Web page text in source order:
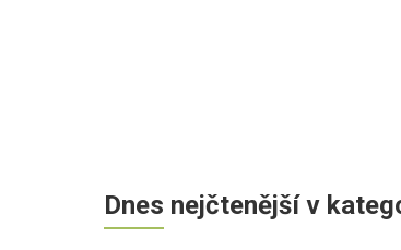
Dnes nejčtenější v